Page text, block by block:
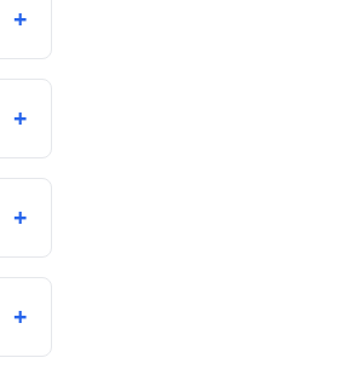
+
+
+
+